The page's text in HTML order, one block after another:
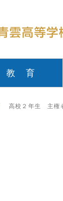
教 育
高校２年生 主権